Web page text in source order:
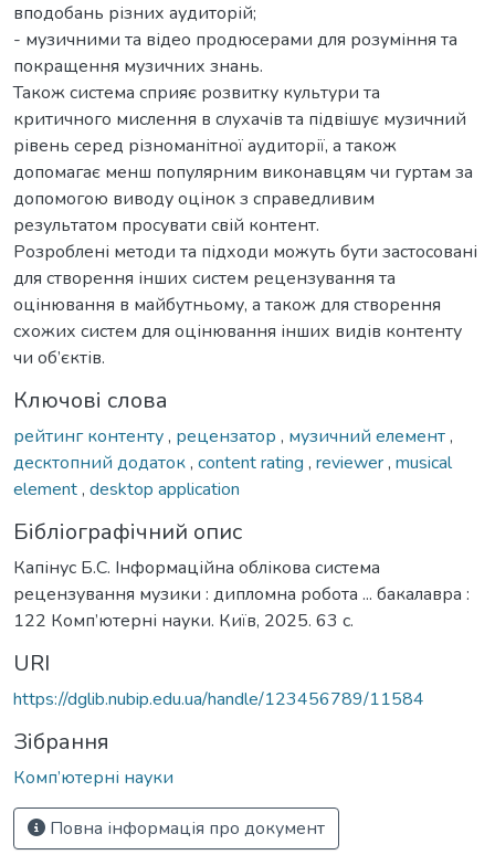
вподобань різних аудиторій;
- музичними та відео продюсерами для розуміння та
покращення музичних знань.
Також система сприяє розвитку культури та
критичного мислення в слухачів та підвішує музичний
рівень серед різноманітної аудиторії, а також
допомагає менш популярним виконавцям чи гуртам за
допомогою виводу оцінок з справедливим
результатом просувати свій контент.
Розроблені методи та підходи можуть бути застосовані
для створення інших систем рецензування та
оцінювання в майбутньому, а також для створення
схожих систем для оцінювання інших видів контенту
чи об’єктів.
Ключові слова
рейтинг контенту, рецензатор , музичний елемент,
десктопний додаток, content rating , reviewer, musical
element, desktop application
Бібліографічний опис
Капінус Б.С. Інформаційна облікова система
рецензування музики : дипломна робота ... бакалавра :
122 Комп’ютерні науки. Київ, 2025. 63 с.
URI
https://dglib.nubip.edu.ua/handle/123456789/11584
Зібрання
Комп’ютерні науки
Повна інформація про документ